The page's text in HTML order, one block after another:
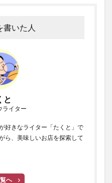
書いた人
と
ライター
好きなライター「たくと」で
ら、美味しいお店を探索して
へ